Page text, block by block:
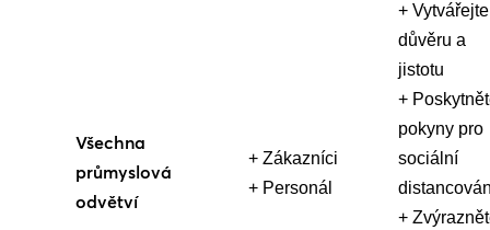
Všechna
průmyslová
odvětví
+ Zákazníci
+ Personál
+ Vytvářejte
důvěru a
jistotu
+
pokyny pro
sociální
+